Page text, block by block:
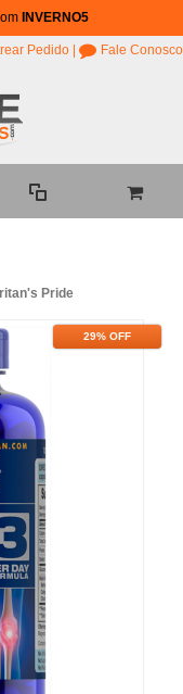
INVERNO5
Pedido Fale Conosco
Pride
29% OFF